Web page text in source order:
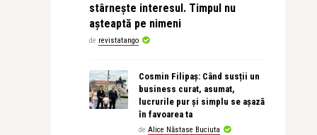
stârnește interesul. Timpul nu
așteaptă pe nimeni
de revistatango
Cosmin Filipaș: Când susții un
business curat, asumat,
lucrurile pur și simplu se așază
în favoarea ta
de Alice Năstase Buciuta